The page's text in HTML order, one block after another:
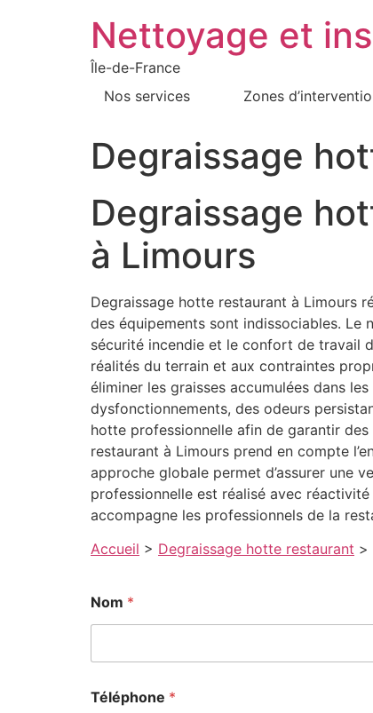
Nettoyage et
Île-de-France
Nos services
Zones
Degraissage
Degraissage
à Limours
Degraissage hotte restaurant à Limours
des équipements sont indissociables. Le
sécurité incendie et le confort de travail
réalités du terrain et aux contraintes
éliminer les graisses accumulées dans
dysfonctionnements, des odeurs
hotte professionnelle afin de garantir
restaurant à Limours prend en compte
approche globale permet d’assurer une
professionnelle est réalisé avec
accompagne les professionnels de la
Accueil > Degraissage hotte restaurant >
Nom *
Téléphone *